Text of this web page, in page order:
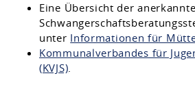
Eine Übersicht der
unter Informationen für
Kommunalverbandes für
(KVJS).